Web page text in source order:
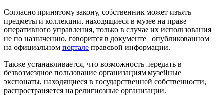
Согласно принятому закону, собственник может изъять
предметы и коллекции, находящиеся в музее на праве
оперативного управления, только в случае их использования
не по назначению, говорится в документе, опубликованном
на официальном портале правовой информации.
Также устанавливается, что возможность передать в
безвозмездное пользование организациям музейные
экспонаты, находящиеся в государственной собственности,
распространяется на религиозные организации.